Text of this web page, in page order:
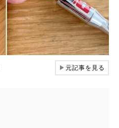
▶元記事を見る